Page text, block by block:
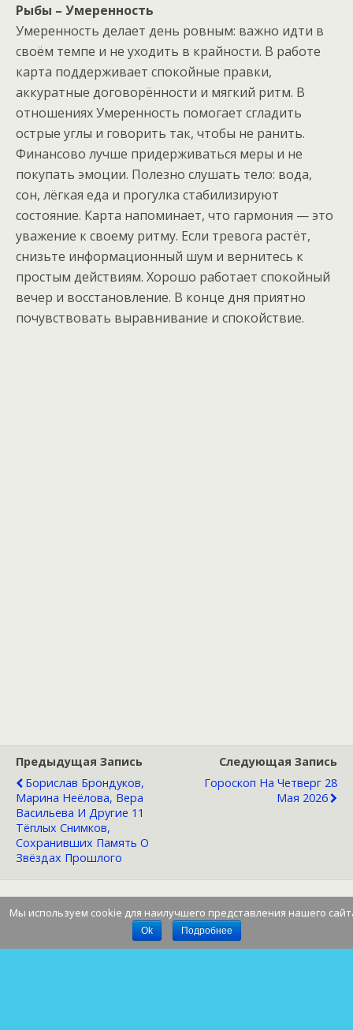
Рыбы – Умеренность
Умеренность делает день ровным: важно идти в
своём темпе и не уходить в крайности. В работе
карта поддерживает спокойные правки,
аккуратные договорённости и мягкий ритм. В
отношениях Умеренность помогает сгладить
острые углы и говорить так, чтобы не ранить.
Финансово лучше придерживаться меры и не
покупать эмоции. Полезно слушать тело: вода,
сон, лёгкая еда и прогулка стабилизируют
состояние. Карта напоминает, что гармония — это
уважение к своему ритму. Если тревога растёт,
снизьте информационный шум и вернитесь к
простым действиям. Хорошо работает спокойный
вечер и восстановление. В конце дня приятно
почувствовать выравнивание и спокойствие.
Предыдущая Запись
Борислав Брондуков,
Марина Неёлова, Вера
Васильева И Другие 11
Тёплых Снимков,
Сохранивших Память О
Звёздах Прошлого
Следующая Запись
Гороскоп На Четверг 28
Мая 2026
Мы используем cookie для наилучшего представления нашего
Ok Подробнее
Наверх